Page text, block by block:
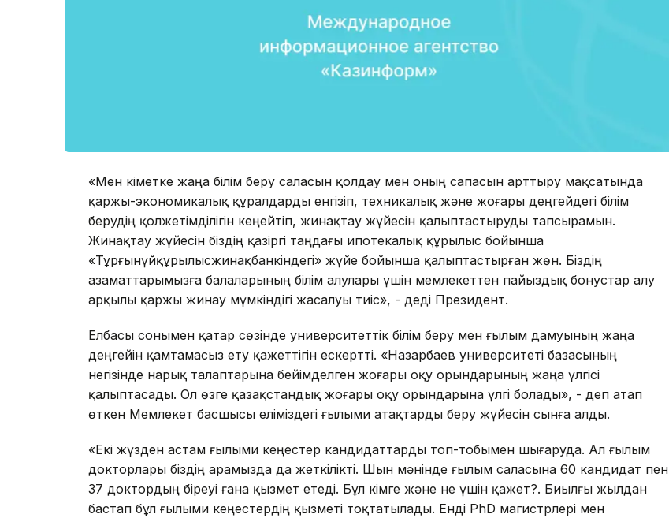
«Мен Үкіметке жаңа білім беру саласын қолдау мен оның сапасын арттыру мақсатында
қаржы-экономикалық құралдарды енгізіп, техникалық және жоғары деңгейдегі білім
берудің қолжетімділігін кеңейтіп, жинақтау жүйесін қалыптастыруды тапсырамын.
Жинақтау жүйесін біздің қазіргі таңдағы ипотекалық құрылыс бойынша
«Тұрғынүйқұрылысжинақбанкіндегі» жүйе бойынша қалыптастырған жөн. Біздің
азаматтарымызға балаларының білім алулары үшін мемлекеттен пайыздық бонустар алу
арқылы қаржы жинау мүмкіндігі жасалуы тиіс», - деді Президент.
Елбасы сонымен қатар сөзінде университеттік білім беру мен ғылым дамуының жаңа
деңгейін қамтамасыз ету қажеттігін ескертті. «Назарбаев университеті базасының
негізінде нарық талаптарына бейімделген жоғары оқу орындарының жаңа үлгісі
қалыптасады. Ол өзге қазақстандық жоғары оқу орындарына үлгі болады», - деп атап
өткен Мемлекет басшысы еліміздегі ғылыми атақтарды беру жүйесін сынға алды.
«Екі жүзден астам ғылыми кеңестер кандидаттарды топ-тобымен шығаруда. Ал ғылым
докторлары біздің арамызда да жеткілікті. Шын мәнінде ғылым саласына 60 кандидат пен
37 доктордың біреуі ғана қызмет етеді. Бұл кімге және не үшін қажет?. Биылғы жылдан
бастап бұл ғылыми кеңестердің қызметі тоқтатылады. Енді PhD магистрлері мен